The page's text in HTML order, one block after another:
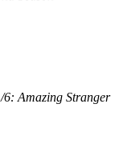
Amazing Stranger